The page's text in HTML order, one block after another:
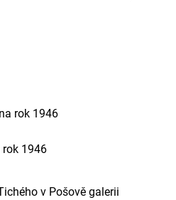
rok 1946